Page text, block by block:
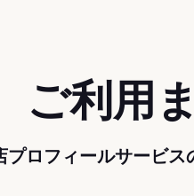
ご利用
プロフィールサービ